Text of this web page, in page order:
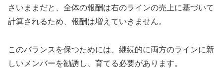
さいままだと、全体の報酬は右のラインの売上に基づいて
計算されるため、報酬は増えていきません。
このバランスを保つためには、継続的に両方のラインに新
しいメンバーを勧誘し、育てる必要があります。